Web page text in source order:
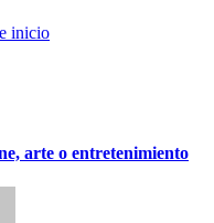
inicio
arte o entretenimiento